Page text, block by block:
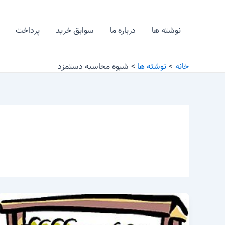
نوشته ها درباره ما سوابق خرید پرداخت
خانه نوشته ها شیوه محاسبه دستمزد